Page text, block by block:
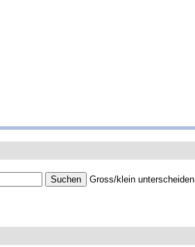
Gross/klein unterscheiden